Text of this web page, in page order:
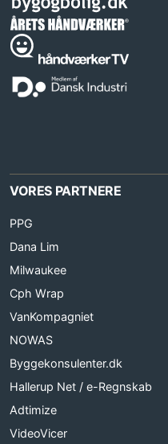
VORES PARTNERE
PPG
Dana Lim
Milwaukee
Cph Wrap
VanKompagniet
NOWAS
Byggekonsulenter.dk
Hallerup Net / e-Regnskab
Adtimize
VideoVicer